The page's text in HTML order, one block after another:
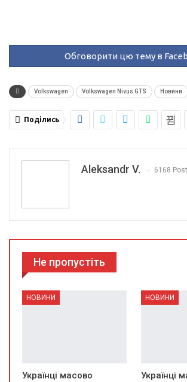
Обговорити цю тему в
Volkswagen Volkswagen Nivus GTS Новини
Поділись
Aleksandr V. 6168
Не пропустіть
НОВИНИ
Українці масово
НОВИНИ
Українці